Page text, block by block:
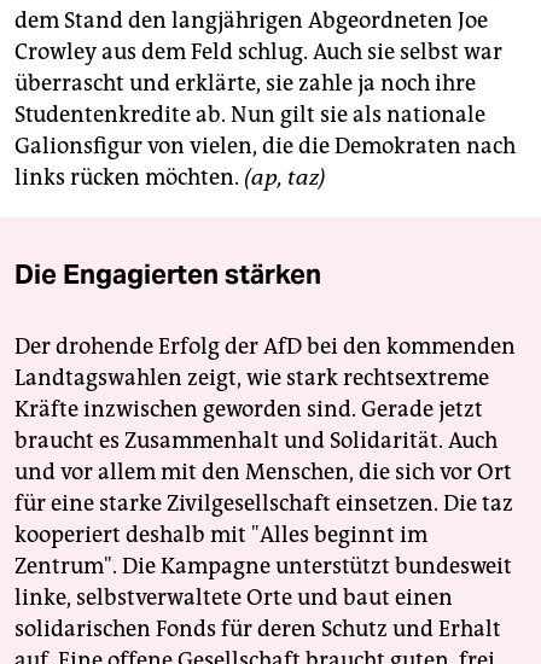
dem Stand den langjährigen Abgeordneten Joe
Crowley aus dem Feld schlug. Auch sie selbst war
überrascht und erklärte, sie zahle ja noch ihre
Studentenkredite ab. Nun gilt sie als nationale
Galionsfigur von vielen, die die Demokraten nach
links rücken möchten. (ap, taz)
Die Engagierten stärken
Der drohende Erfolg der AfD bei den kommenden
Landtagswahlen zeigt, wie stark rechtsextreme
Kräfte inzwischen geworden sind. Gerade jetzt
braucht es Zusammenhalt und Solidarität. Auch
und vor allem mit den Menschen, die sich vor Ort
für eine starke Zivilgesellschaft einsetzen. Die taz
kooperiert deshalb mit "Alles beginnt im
Zentrum". Die Kampagne unterstützt bundesweit
linke, selbstverwaltete Orte und baut einen
solidarischen Fonds für deren Schutz und Erhalt